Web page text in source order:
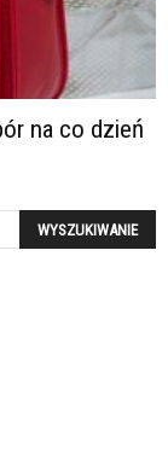
na co dzień